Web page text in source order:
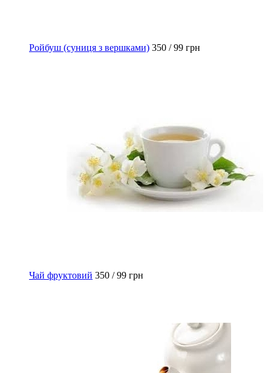
Ройбуш (суниця з вершками) 350 / 99 грн
Чай фруктовий 350 / 99 грн